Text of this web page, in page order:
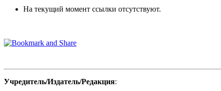
На текущий момент ссылки отсутствуют.
Учредитель/Издатель/Редакция: